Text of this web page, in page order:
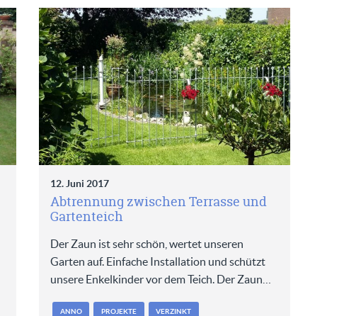
12. Juni 2017
Abtrennung zwischen Terrasse und
Gartenteich
Der Zaun ist sehr schön, wertet unseren
Garten auf. Einfache Installation und schützt
unsere Enkelkinder vor dem Teich. Der Zaun…
ANNO PROJEKTE VERZINKT